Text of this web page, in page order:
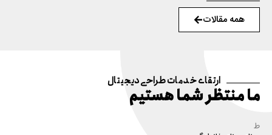
همه مقالات
ارتقای خدمات طراحی دیجیتال
ما منتظر شما هستیم
ط